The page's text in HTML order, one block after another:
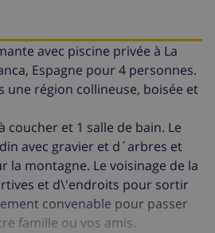
avec piscine privée à La
Espagne pour 4 personnes.
une région collineuse, boisée et
coucher et 1 salle de bain. Le
avec gravier et d´arbres et
la montagne. Le voisinage de la
et d\'endroits pour sortir
convenable pour passer
famille ou vos amis.